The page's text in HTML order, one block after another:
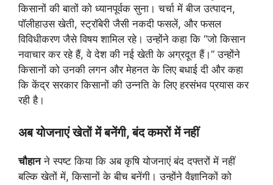
किसानों की बातों को ध्यानपूर्वक सुना। चर्चा में बीज उत्पादन,
पॉलीहाउस खेती, स्ट्रॉबेरी जैसी नकदी फसलें, और फसल
विविधीकरण जैसे विषय शामिल रहे। उन्होंने कहा कि “जो किसान
नवाचार कर रहे हैं, वे देश की नई खेती के अग्रदूत हैं।” उन्होंने
किसानों को उनकी लगन और मेहनत के लिए बधाई दी और कहा
कि केंद्र सरकार किसानों की उन्नति के लिए हरसंभव प्रयास कर
रही है।
अब योजनाएं खेतों में बनेंगी, बंद कमरों में नहीं
चौहानने स्पष्ट किया कि अब कृषि योजनाएं बंद दफ्तरों में नहीं
बल्कि खेतों में, किसानों के बीच बनेंगी। उन्होंने वैज्ञानिकों को